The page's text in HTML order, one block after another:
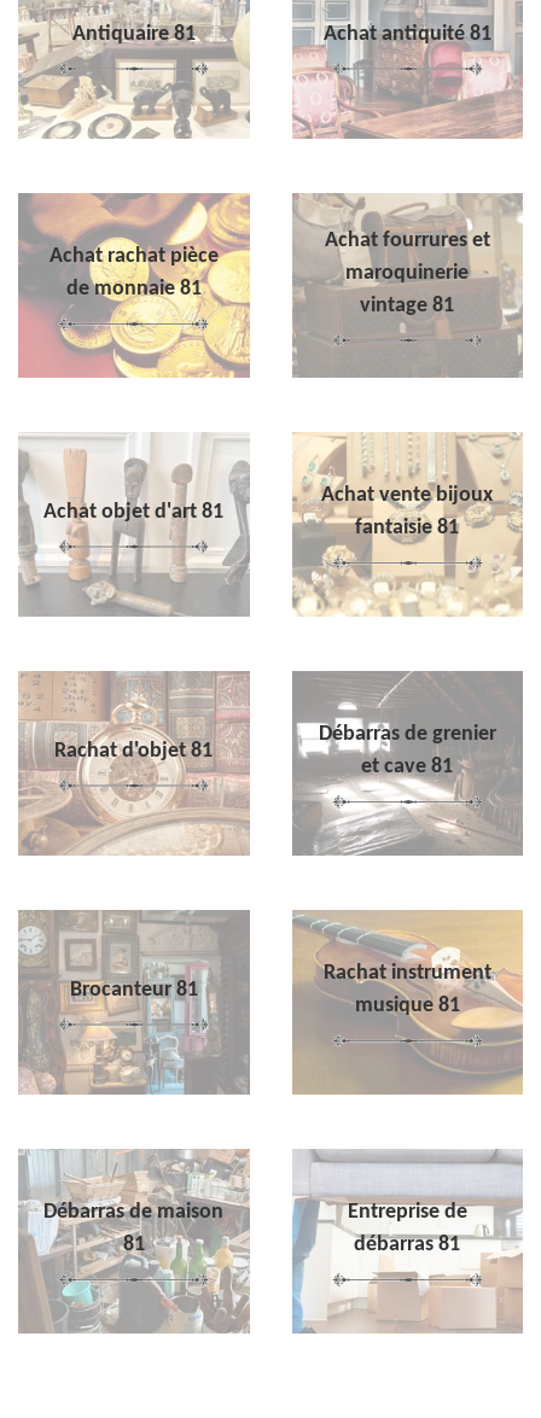
Antiquaire 81 Achat antiquité 81
Achat rachat pièce
de monnaie 81
Achat fourrures et
maroquinerie
vintage 81
Achat objet d'art 81
Achat vente bijoux
fantaisie 81
Rachat d'objet 81
Débarras de grenier
et cave 81
Brocanteur 81
Rachat instrument
musique 81
Débarras de maison
81
Entreprise de
débarras 81